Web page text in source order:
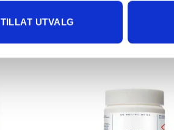
TILLAT UTVALG